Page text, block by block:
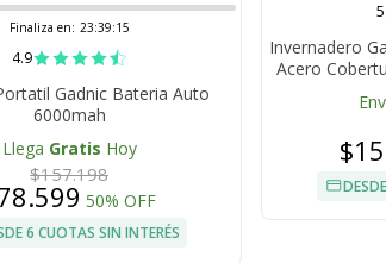
Finaliza en: 23:39:14
4.9
Gadnic Bateria Auto
6000mah
Llega Gratis Hoy
$157.198
50% OFF
6 CUOTAS SIN INTERÉS
Invernadero
Acero
Puerta